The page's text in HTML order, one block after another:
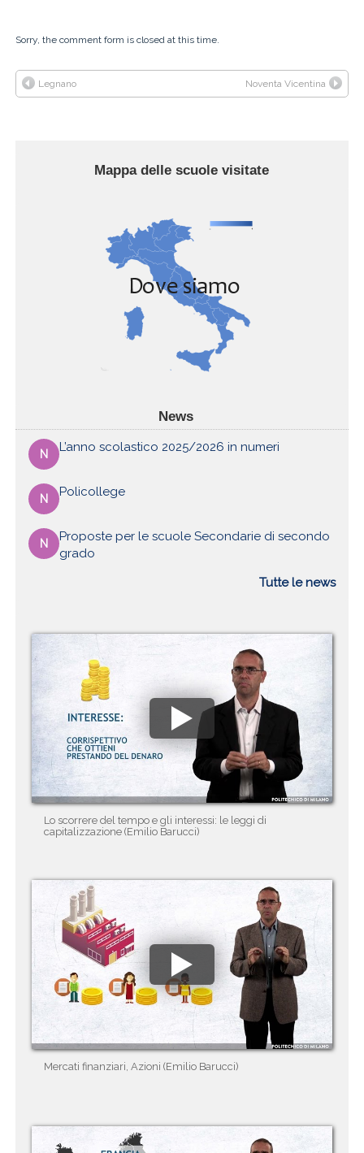
Sorry, the comment form is closed at this time.
Legnano Noventa Vicentina
Mappa delle scuole visitate
News
N L’anno scolastico 2025/2026 in numeri
N Policollege
N
Proposte per le scuole Secondarie di secondo
grado
Tutte le news
Lo scorrere del tempo e gli interessi: le leggi di
capitalizzazione (Emilio Barucci)
Mercati finanziari, Azioni (Emilio Barucci)